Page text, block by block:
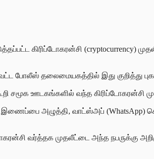
கிரிப்டோகரன்சி (cryptocurrency)
போலீஸ் தலைமையகத்தில் இது குறித்து
சமூக ஊடகங்களில் வந்த கிரிப்டோகரன்சி
அழுத்தி, வாட்ஸ்அப் (WhatsApp)
வர்த்தக முதலீட்டை அந்த நபருக்கு